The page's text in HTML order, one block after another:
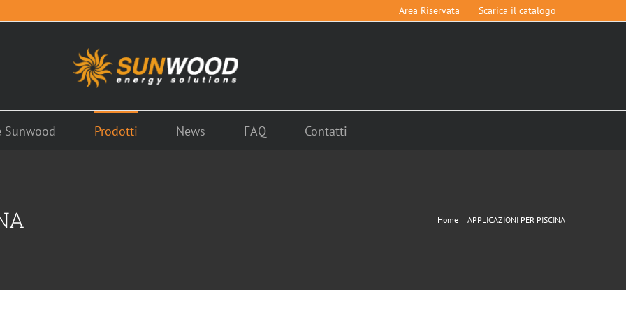
Area Riservata Scarica il catalogo
Sunwood Prodotti News FAQ Contatti
Home | APPLICAZIONI PER PISCINA